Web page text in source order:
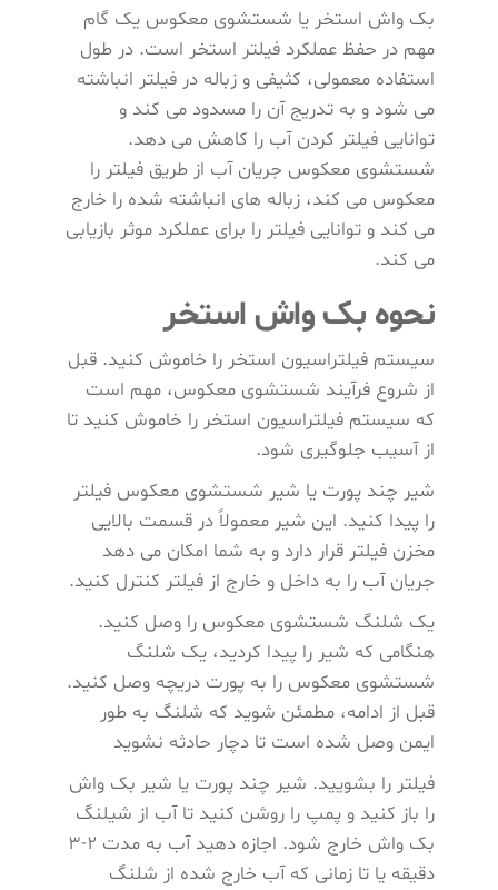
بک واش استخر یا شستشوی معکوس یک گام
مهم در حفظ عملکرد فیلتر استخر است. در طول
استفاده معمولی، کثیفی و زباله در فیلتر انباشته
می شود و به تدریج آن را مسدود می کند و
توانایی فیلتر کردن آب را کاهش می دهد.
شستشوی معکوس جریان آب از طریق فیلتر را
معکوس می کند، زباله های انباشته شده را خارج
می کند و توانایی فیلتر را برای عملکرد موثر بازیابی
می کند.
نحوه بک واش استخر
سیستم فیلتراسیون استخر را خاموش کنید. قبل
از شروع فرآیند شستشوی معکوس، مهم است
که سیستم فیلتراسیون استخر را خاموش کنید تا
از آسیب جلوگیری شود.
شیر چند پورت یا شیر شستشوی معکوس فیلتر
را پیدا کنید. این شیر معمولاً در قسمت بالایی
مخزن فیلتر قرار دارد و به شما امکان می دهد
جریان آب را به داخل و خارج از فیلتر کنترل کنید.
یک شلنگ شستشوی معکوس را وصل کنید.
هنگامی که شیر را پیدا کردید، یک شلنگ
شستشوی معکوس را به پورت دریچه وصل کنید.
قبل از ادامه، مطمئن شوید که شلنگ به طور
ایمن وصل شده است تا دچار حادثه نشوید
فیلتر را بشویید. شیر چند پورت یا شیر بک واش
را باز کنید و پمپ را روشن کنید تا آب از شیلنگ
بک واش خارج شود. اجازه دهید آب به مدت 2-3
دقیقه یا تا زمانی که آب خارج شده از شلنگ